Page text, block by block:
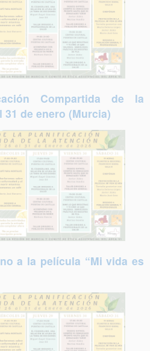
Compartida de la
de enero (Murcia)
a la película “Mi vida es